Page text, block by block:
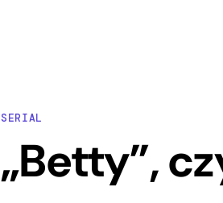
SERIAL
„Betty”,